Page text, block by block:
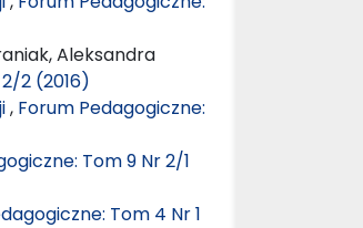
Aleksandra
2 (2016)
, Forum Pedagogiczne:
Tom 9 Nr 2/1
Tom 4 Nr 1